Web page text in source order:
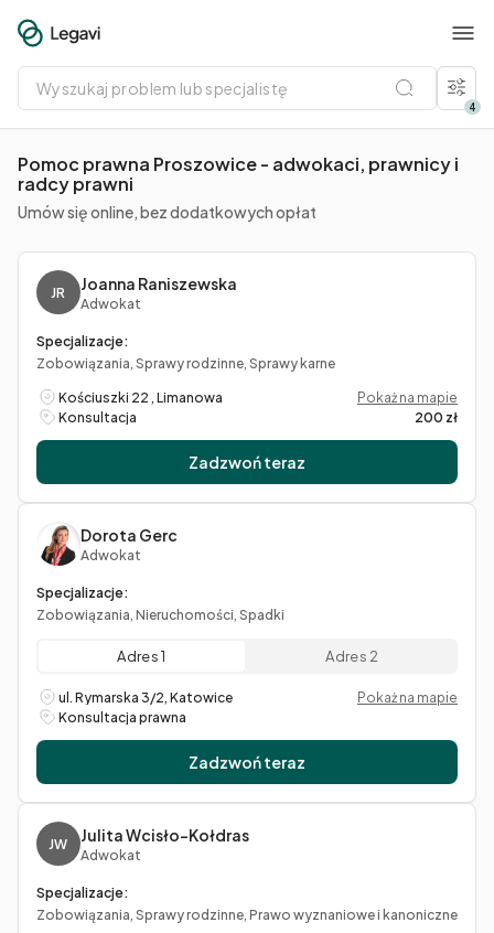
Wyszukaj
problem
lub
specjalistę
4
Pomoc prawna Proszowice - adwokaci, prawnicy i
radcy prawni
Umów się online, bez dodatkowych opłat
JR Joanna Raniszewska
Adwokat
Specjalizacje:
Zobowiązania, Sprawy rodzinne, Sprawy karne
Kościuszki 22 , Limanowa
Pokaż na mapie
Konsultacja
200 zł
Zadzwoń teraz
Dorota Gerc
Adwokat
Specjalizacje:
Zobowiązania, Nieruchomości, Spadki
Adres 1 Adres 2
ul. Rymarska 3/2, Katowice
Pokaż na mapie
Konsultacja prawna
Zadzwoń teraz
JW Julita Wcisło-Kołdras
Adwokat
Specjalizacje:
Zobowiązania, Sprawy rodzinne, Prawo wyznaniowe i kanoniczne